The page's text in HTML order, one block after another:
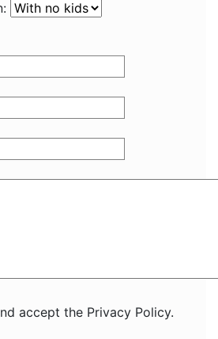
accept the Privacy Policy.